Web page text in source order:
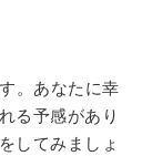
。あなたに幸
る予感があり
してみましょ